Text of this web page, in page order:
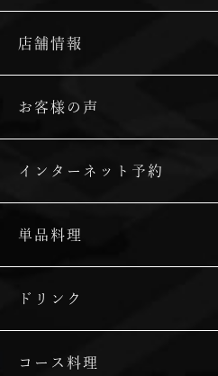
店舗情報
お客様の声
インターネット予約
単品料理
ドリンク
コース料理